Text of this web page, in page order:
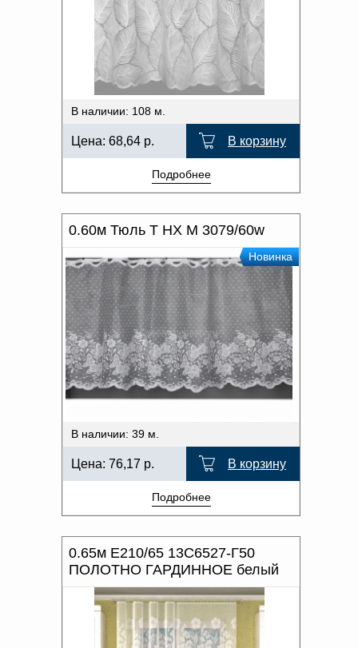
В наличии: 108 м.
Цена: 68,64 р. В корзину
Подробнее
0.60м Тюль T HX M 3079/60w
Новинка
В наличии: 39 м.
Цена: 76,17 р. В корзину
Подробнее
0.65м Е210/65 13С6527-Г50
ПОЛОТНО ГАРДИННОЕ белый